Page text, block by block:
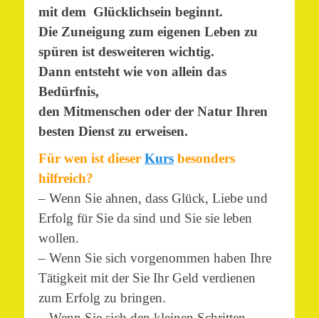
mit dem Glücklichsein beginnt.
Die Zuneigung zum eigenen Leben zu
spüren ist desweiteren wichtig.
Dann entsteht wie von allein das
Bedürfnis,
den Mitmenschen oder der Natur Ihren
besten Dienst zu erweisen.
Für wen ist dieser Kurs besonders
hilfreich?
– Wenn Sie ahnen, dass Glück, Liebe und
Erfolg für Sie da sind und Sie sie leben
wollen.
– Wenn Sie sich vorgenommen haben Ihre
Tätigkeit mit der Sie Ihr Geld verdienen
zum Erfolg zu bringen.